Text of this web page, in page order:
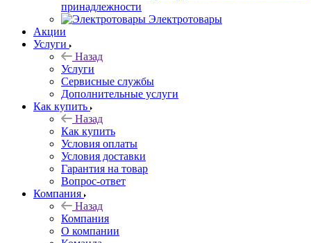
принадлежности
Электротовары
Акции
Услуги
Назад
Услуги
Сервисные службы
Дополнительные услуги
Как купить
Назад
Как купить
Условия оплаты
Условия доставки
Гарантия на товар
Вопрос-ответ
Компания
Назад
Компания
О компании